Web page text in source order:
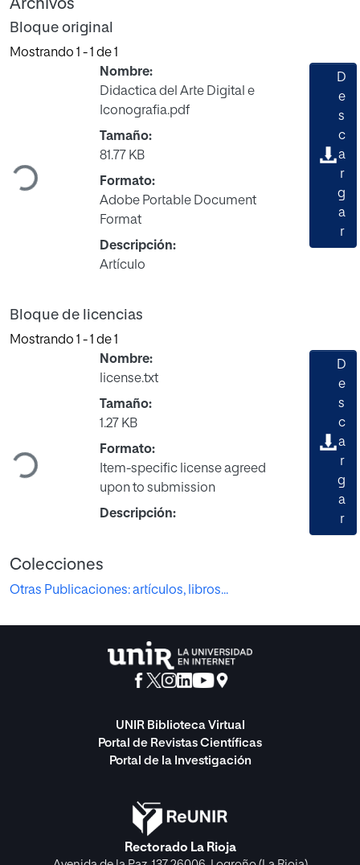
Archivos
Bloque original
Mostrando 1 - 1 de 1
Cargando...
Nombre:
Didactica del Arte Digital e
Iconografia.pdf
Tamaño:
81.77 KB
Formato:
Adobe Portable Document
Format
Descripción:
Artículo
D
e
s
c
a
r
g
a
r
Bloque de licencias
Mostrando 1 - 1 de 1
Cargando...
Nombre:
license.txt
Tamaño:
1.27 KB
Formato:
Item-specific license agreed
upon to submission
Descripción:
D
e
s
c
a
r
g
a
r
Colecciones
Otras Publicaciones: artículos, libros...
UNIR Biblioteca Virtual
Portal de Revistas Científicas
Portal de la Investigación
Rectorado La Rioja